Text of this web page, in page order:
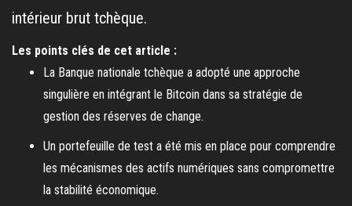
intérieur brut tchèque.
Les points clés de cet article :
La Banque nationale tchèque a adopté une approche
singulière en intégrant le Bitcoin dans sa stratégie de
gestion des réserves de change.
Un portefeuille de test a été mis en place pour comprendre
les mécanismes des actifs numériques sans compromettre
la stabilité économique.